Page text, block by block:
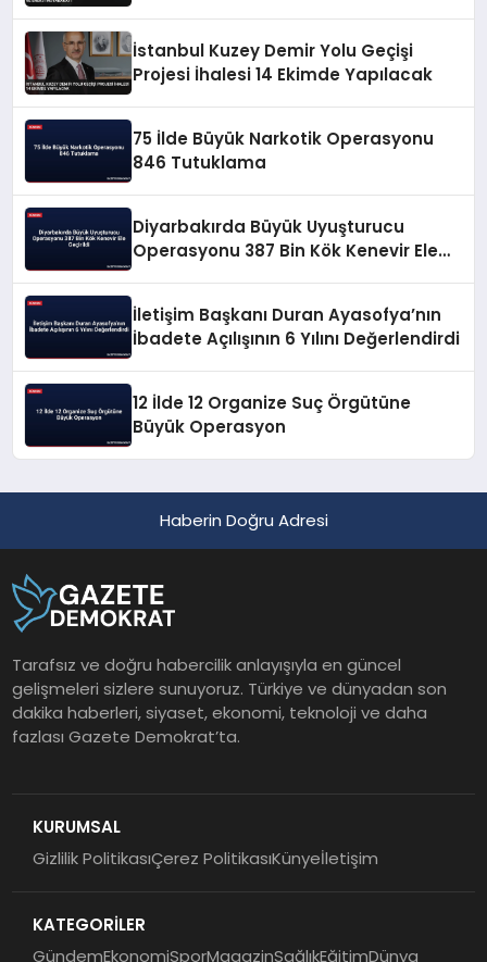
İstanbul Kuzey Demir Yolu Geçişi
Projesi İhalesi 14 Ekimde Yapılacak
75 İlde Büyük Narkotik Operasyonu
846 Tutuklama
Diyarbakırda Büyük Uyuşturucu
Operasyonu 387 Bin Kök Kenevir Ele
İletişim Başkanı Duran Ayasofya’nın
İbadete Açılışının 6 Yılını Değerlendirdi
12 İlde 12 Organize Suç Örgütüne
Büyük Operasyon
Haberin Doğru Adresi
Tarafsız ve doğru habercilik anlayışıyla en güncel
gelişmeleri sizlere sunuyoruz. Türkiye ve dünyadan son
dakika haberleri, siyaset, ekonomi, teknoloji ve daha
fazlası Gazete Demokrat’ta.
KURUMSAL
Gizlilik PolitikasıÇerez PolitikasıKünyeİletişim
KATEGORİLER
GündemEkonomiSporMagazinSağlıkEğitimDünya